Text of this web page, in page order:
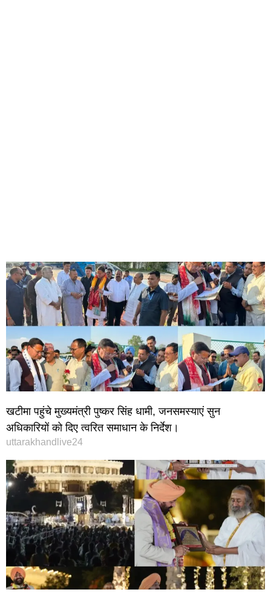
खटीमा पहुंचे मुख्यमंत्री पुष्कर सिंह धामी, जनसमस्याएं सुन
अधिकारियों को दिए त्वरित समाधान के निर्देश।
uttarakhandlive24